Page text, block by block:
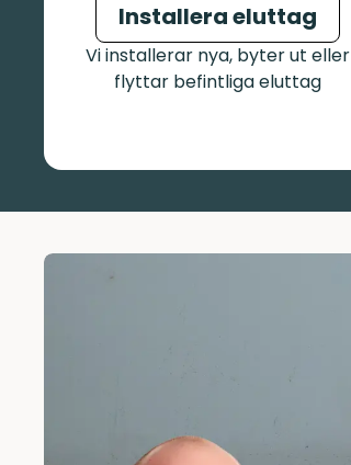
Installera eluttag
Vi installerar nya, byter ut eller
flyttar befintliga eluttag